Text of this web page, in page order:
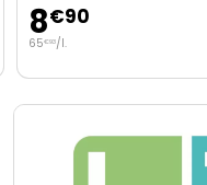
8€90
65€93/l.